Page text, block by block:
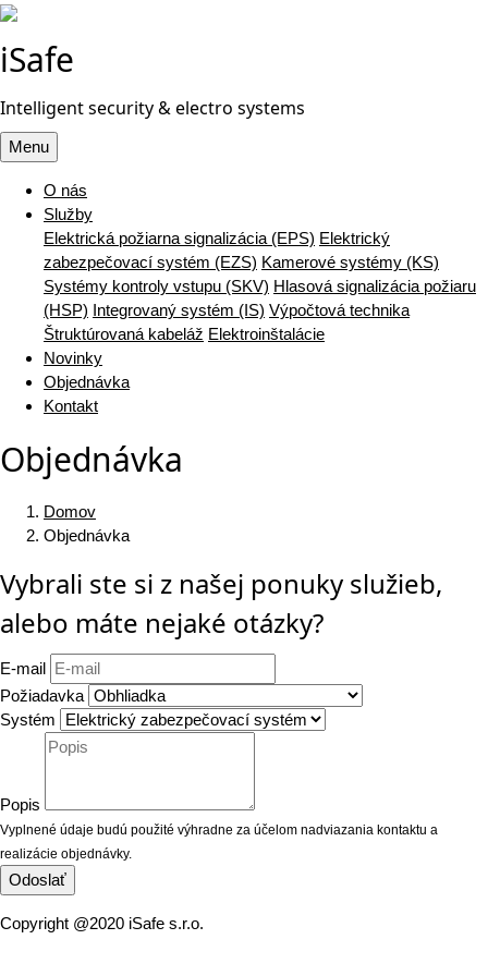
iSafe
Intelligent security & electro systems
Menu
O nás
Služby
Elektrická požiarna signalizácia (EPS) Elektrický
zabezpečovací systém (EZS) Kamerové systémy (KS)
Systémy kontroly vstupu (SKV) Hlasová signalizácia požiaru
(HSP) Integrovaný systém (IS) Výpočtová technika
Štruktúrovaná kabeláž Elektroinštalácie
Novinky
Objednávka
Kontakt
Objednávka
Domov
Objednávka
Vybrali ste si z našej ponuky služieb,
alebo máte nejaké otázky?
E-mail
Požiadavka
Systém
Popis
Vyplnené údaje budú použité výhradne za účelom nadviazania kontaktu a
realizácie objednávky.
Copyright @2020 iSafe s.r.o.